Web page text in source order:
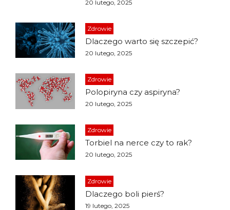
20 lutego, 2025
Zdrowie
Dlaczego warto się szczepić?
20 lutego, 2025
Zdrowie
Polopiryna czy aspiryna?
20 lutego, 2025
Zdrowie
Torbiel na nerce czy to rak?
20 lutego, 2025
Zdrowie
Dlaczego boli pierś?
19 lutego, 2025